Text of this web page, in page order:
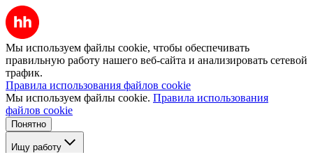
Мы используем файлы cookie, чтобы обеспечивать
правильную работу нашего веб-сайта и анализировать сетевой
трафик.
Правила использования файлов cookie
Мы используем файлы cookie. Правила использования
файлов cookie
Понятно
Ищу работу